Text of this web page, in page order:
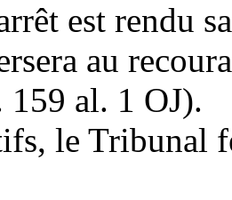
est rendu
au
159 al. 1 OJ).
le Tribunal